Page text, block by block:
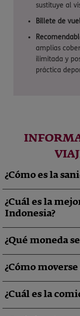
sustituye al
Billete de
amplias
ilimitada y
práctica
¿Cómo es la
¿Cuál es la
Indonesia?
¿Qué moneda
¿Cómo
¿Cuál es la